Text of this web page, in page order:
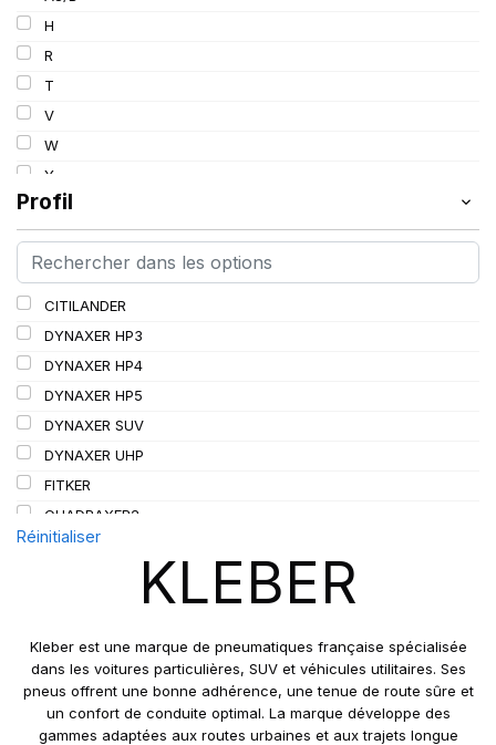
109/106
110/108
112A8/109B
114/111
115/113
116/113
116/114
127/127
144/141
H
R
T
V
W
Y
Profil
CITILANDER
DYNAXER HP3
DYNAXER HP4
DYNAXER HP5
DYNAXER SUV
DYNAXER UHP
FITKER
QUADRAXER2
SUP 8L
XL DYNAXER UHP
Réinitialiser
KLEBER
Kleber est une marque de pneumatiques française spécialisée
dans les voitures particulières, SUV et véhicules utilitaires. Ses
pneus offrent une bonne adhérence, une tenue de route sûre et
un confort de conduite optimal. La marque développe des
gammes adaptées aux routes urbaines et aux trajets longue